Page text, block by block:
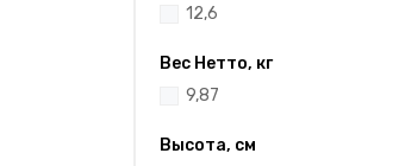
12,6
Вес Нетто, кг
9,87
Высота, см